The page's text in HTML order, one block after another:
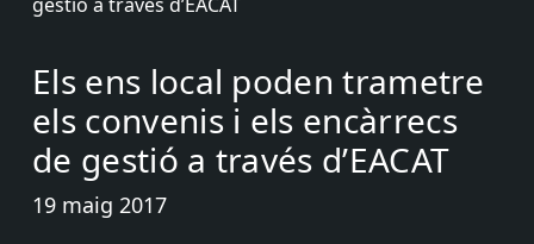
Els ens local poden trametre
els convenis i els encàrrecs
de gestió a través d’EACAT
19 maig 2017